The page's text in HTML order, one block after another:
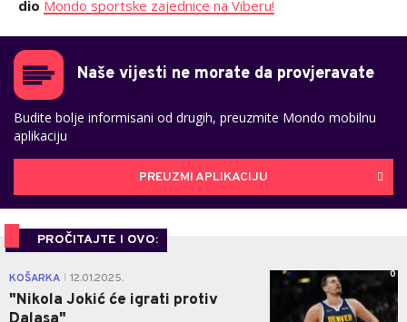
dio Mondo sportske zajednice na Viberu!
Naše vijesti ne morate da provjeravate
Budite bolje informisani od drugih, preuzmite Mondo mobilnu
aplikaciju
PREUZMI APLIKACIJU
PROČITAJTE I OVO:
KOŠARKA 12.01.2025.
"Nikola Jokić će igrati protiv
0